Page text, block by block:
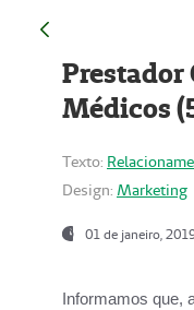
Prestador
Médicos
Texto:
Design: Marketing
01 de janeiro,
Informamos que,